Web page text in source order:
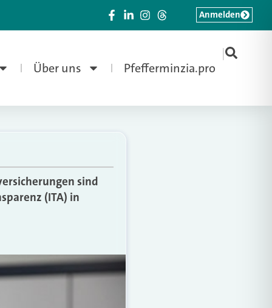
Über uns Pfefferminzia.pro
|
Anmelden
sind
(ITA) in